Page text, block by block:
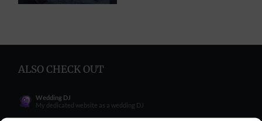
ALSO CHECK OUT
Wedding DJ
My dedicated website as a wedding DJ